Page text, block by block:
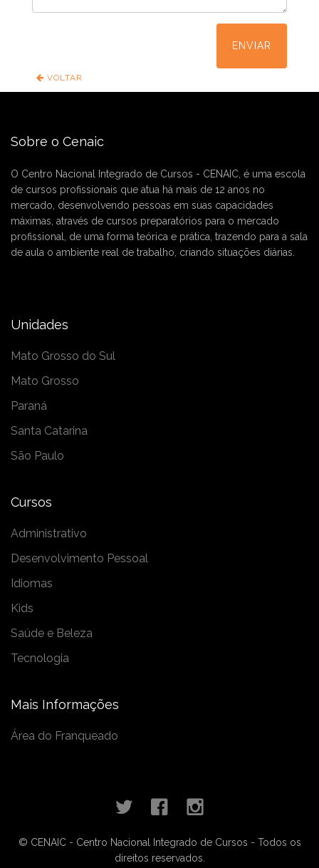
ENVIAR
VOLTAR
Sobre o Cenaic
O Centro Nacional Integrado de Cursos - CENAIC, é uma escola
de cursos profissionais que atua há mais de 12 anos no
mercado, desenvolvendo pessoas em suas capacidades
máximas, através de cursos preparatórios para o mercado
profissional, de uma forma teórica e prática, trazendo para a sala
de aula o ambiente real de trabalho, criando situações diárias.
Unidades
Mato Grosso do Sul
Mato Grosso
Paraná
Santa Catarina
São Paulo
Cursos
Administrativo
Desenvolvimento Pessoal
Idiomas
Kids
Saúde e Beleza
Tecnologia
Mais Informações
Área do Franqueado
© CENAIC - Centro Nacional Integrado de Cursos - Todos os
direitos reservados.